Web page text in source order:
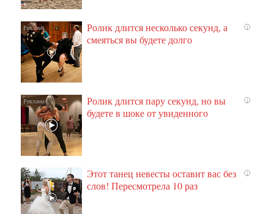
i
Ролик длится несколько секунд, а
смеяться вы будете долго
i
Ролик длится пару секунд, но вы
будете в шоке от увиденного
i
Этот танец невесты оставит вас без
слов! Пересмотрела 10 раз